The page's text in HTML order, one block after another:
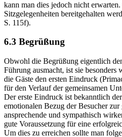
kann man dies jedoch nicht
Sitzgelegenheiten bereitgehalten
S. 115f).
6.3 Begrüßung
Obwohl die Begrüßung eigentlich
Führung ausmacht, ist sie
die Gäste den ersten Eindruck
für den Verlauf der gemeinsamen
Der erste Eindruck ist bekanntlich
emotionalen Bezug der Besucher
ansprechende und sympathisch
gute Voraussetzung für eine
Um dies zu erreichen sollte man